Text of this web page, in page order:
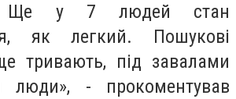
Ще у 7 людей стан
як легкий. Пошукові
тривають, під завалами
люди», - прокоментував